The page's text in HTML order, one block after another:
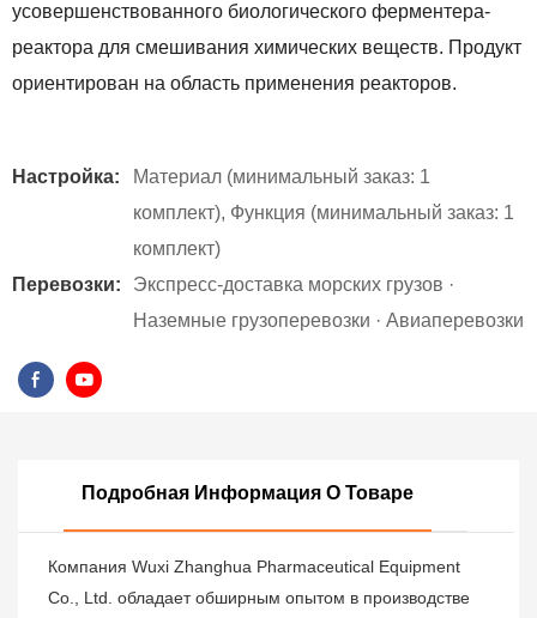
усовершенствованного биологического ферментера-
реактора для смешивания химических веществ. Продукт
ориентирован на область применения реакторов.
Настройка:
Материал (минимальный заказ: 1
комплект), Функция (минимальный заказ: 1
комплект)
Перевозки:
Экспресс-доставка морских грузов ·
Наземные грузоперевозки · Авиаперевозки
Подробная Информация О Товаре
Компания Wuxi Zhanghua Pharmaceutical Equipment
Co., Ltd. обладает обширным опытом в производстве